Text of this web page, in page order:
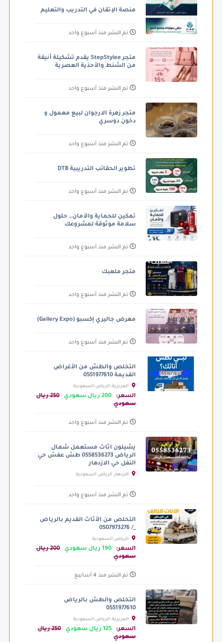
منصة الإتقان في التدريب والتعليم
تم النشر منذ أسبوع واحد
متجر StepStylee يقدم تشكيلة أنيقة
من الشنط والأحذية العصرية
تم النشر منذ أسبوع واحد
متجر زهرة الارجوان لبيع معمول و
دخون دوسري
تم النشر منذ أسبوع واحد
تطوير الحقائب التدريبية DTB
تم النشر منذ أسبوع واحد
تمكين للحماية والأمان… حلول
سلامة موثوقة لمشروعك
تم النشر منذ أسبوع واحد
متجر ملعبك
تم النشر منذ أسبوع واحد
معرض جاليري إكسبو (Gallery Expo)
تم النشر منذ أسبوع واحد
التخلص والطش من الأغراض
القديمة 0551977610
السعر: 200 ريال سعودي
250 ريال
سعودي
تم النشر منذ أسبوع واحد
يشيلون اثاث مستعمل شمال
الرياض 0558536273 طش عفش حي
النفل حي الازدهار
تم النشر منذ أسبوع واحد
التخلص من الأثاث القديم بالرياض
_/ 0507973276
السعر: 190 ريال سعودي
200 ريال
سعودي
تم النشر منذ 4 أسابيع
التخلص والطش بالرياض
0551977610
السعر: 125 ريال سعودي
250 ريال
سعودي